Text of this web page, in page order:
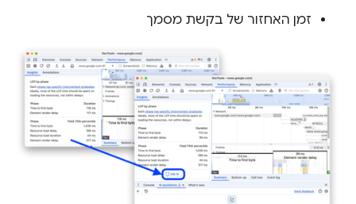
זמן האחזור של בקשת מסמך